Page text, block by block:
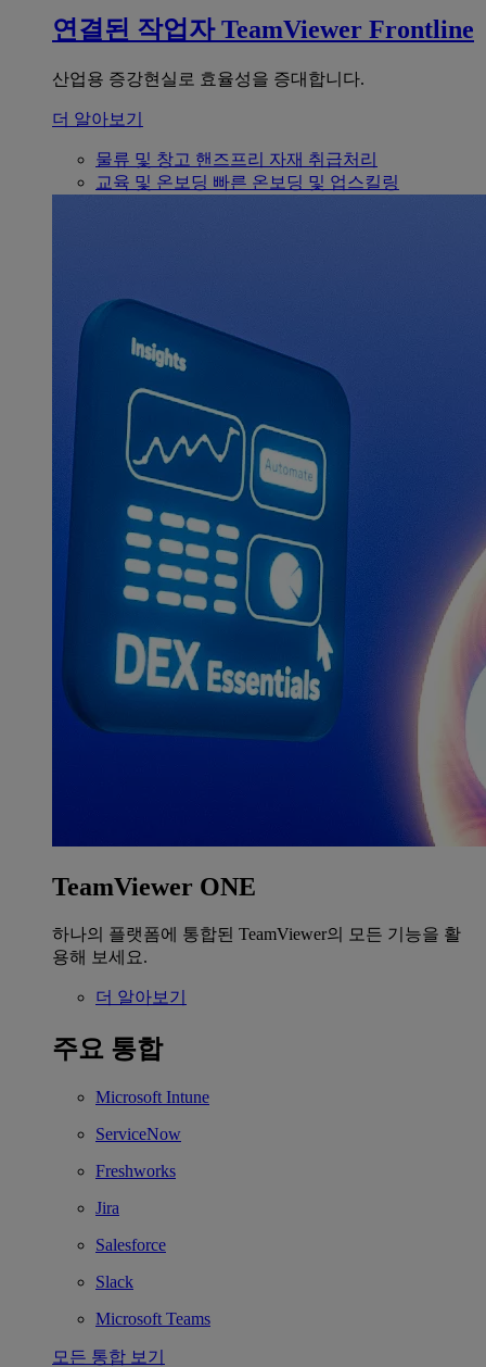
연결된 작업자 TeamViewer Frontline
산업용 증강현실로 효율성을 증대합니다.
더 알아보기
물류 및 창고 핸즈프리 자재 취급처리
교육 및 온보딩 빠른 온보딩 및 업스킬링
TeamViewer ONE
하나의 플랫폼에 통합된 TeamViewer의 모든 기능을 활
용해 보세요.
더 알아보기
주요 통합
Microsoft Intune
ServiceNow
Freshworks
Jira
Salesforce
Slack
Microsoft Teams
모든 통합 보기